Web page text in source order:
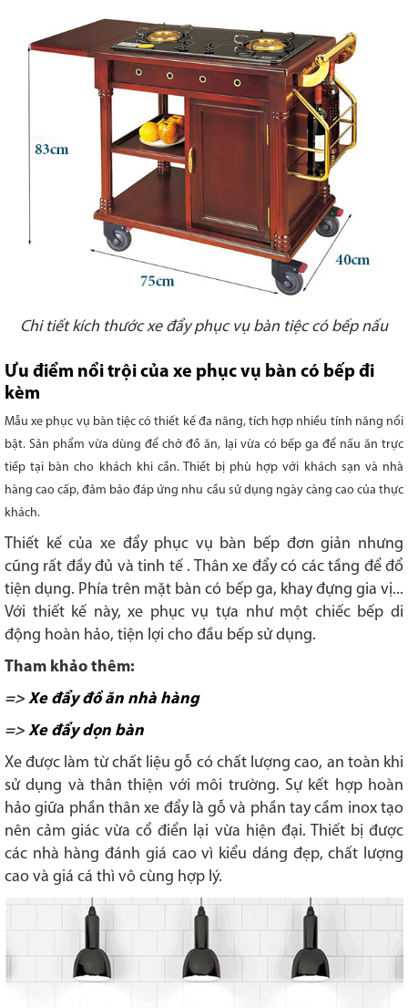
Chi tiết kích thước xe đẩy phục vụ bàn tiệc có bếp nấu
Ưu điểm nổi trội của xe phục vụ bàn có bếp đi
kèm
Mẫu xe phục vụ bàn tiệc có thiết kế đa năng, tích hợp nhiều tính năng nổi
bật. Sản phẩm vừa dùng để chở đồ ăn, lại vừa có bếp ga để nấu ăn trực
tiếp tại bàn cho khách khi cần. Thiết bị phù hợp với khách sạn và nhà
hàng cao cấp, đảm bảo đáp ứng nhu cầu sử dụng ngày càng cao của thực
khách.
Thiết kế của xe đẩy phục vụ bàn bếp đơn giản nhưng
cũng rất đầy đủ và tinh tế . Thân xe đẩy có các tầng để đổ
tiện dụng. Phía trên mặt bàn có bếp ga, khay đựng gia vị...
Với thiết kế này, xe phục vụ tựa như một chiếc bếp di
động hoàn hảo, tiện lợi cho đầu bếp sử dụng.
Tham khảo thêm:
=> Xe đẩy đồ ăn nhà hàng
=> Xe đẩy dọn bàn
Xe được làm từ chất liệu gỗ có chất lượng cao, an toàn khi
sử dụng và thân thiện với môi trường. Sự kết hợp hoàn
hảo giữa phần thân xe đẩy là gỗ và phần tay cầm inox tạo
nên cảm giác vừa cổ điển lại vừa hiện đại. Thiết bị được
các nhà hàng đánh giá cao vì kiểu dáng đẹp, chất lượng
cao và giá cá thì vô cùng hợp lý.